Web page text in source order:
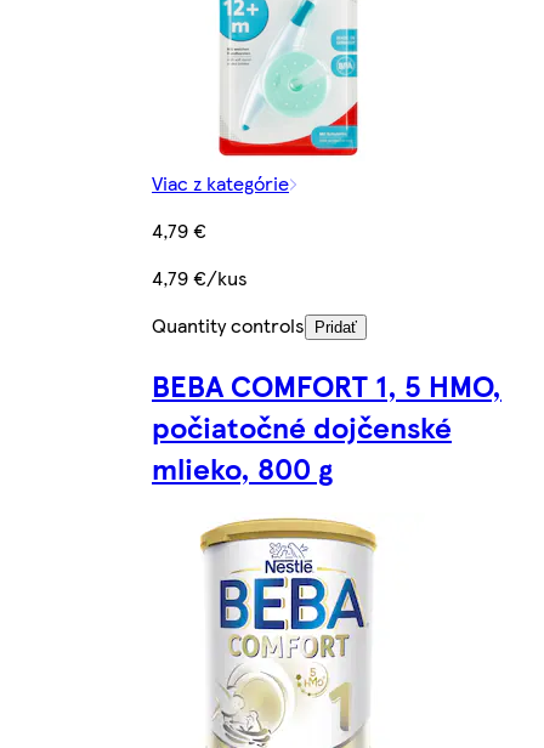
Viac z kategórie
4,79 €
4,79 €/kus
Quantity controls
Pridať
BEBA COMFORT 1, 5 HMO,
počiatočné dojčenské
mlieko, 800 g